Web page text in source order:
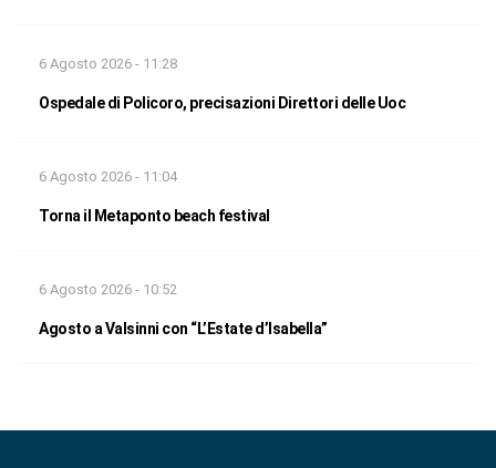
6 Agosto 2026 - 11:28
Ospedale di Policoro, precisazioni Direttori delle Uoc
6 Agosto 2026 - 11:04
Torna il Metaponto beach festival
6 Agosto 2026 - 10:52
Agosto a Valsinni con “L’Estate d’Isabella”